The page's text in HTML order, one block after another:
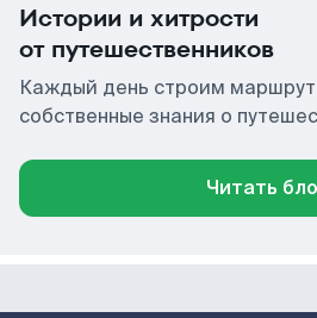
Истории и хитрости
от путешественников
Каждый день строим
собственные знания о
Читать